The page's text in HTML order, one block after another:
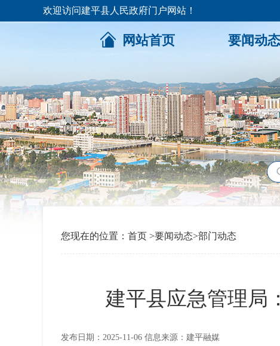
欢迎访问建平县人民政府门户网站！
网站首页 要闻动态
您现在的位置： 首页 >要闻动态>部门动态
建平县应急管理局
发布日期：2025-11-06 信息来源：建平融媒